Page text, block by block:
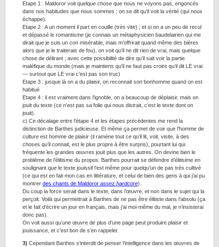
Etape 1 : Maldoror voit quelque chose que nous ne voyons pas, engoncés
dans nos habitudes que nous sommes ; on se dit qu’il voit la vérité (qui nous
échappe).
Etape 2 : A un moment il part en couille (très vite) ; et si on a un peu de recul
et dépassé le romantisme (je connais un métaphysicien baudelairien qui me
dirait que je suis un con misérable, mais m’offrirait quand même des bières
alors que je le traiterais de fou), on voit qu’il ne dit rien de vrai, mais quelque
chose de délirant ; avec cette possibilité de dire qu’il sait voir la partie
maléfique du monde (mais je maintiens qu’il ne faut pas croire qu’il dit LE vrai
— surtout que LE vrai c’est pas son truc)
Etape 3 : jusque là on a du plaisir, on reconnait son bonhomme quand on est
habitué
Etape 4 : il est vraiment dans l’ignoble, on a beaucoup de déplaisir, mais on
jouit du texte (ce n’est pas sa folie qui nous distrait, c’est le texte dont on
jouit).
c) Ce décalage entre l’étape 4 et les étapes précédentes me rend la
distinction de Barthes judicieuse. Et même ça permet de voir que l’homme de
culture est homme de plaisir (il ramène tout ce qu’il lit, voit, visite, à des
choses qu’il connait, est le plus propre à être surpris), pourtant lui qui
fréquente les grandes œuvres jouit plus que les autres. On devine bien le
problème de l’élitisme du propos. Barthes pourrait se défendre d’élitisime en
soulignant que le texte jouissif l’est même pour quelqu’un de pas très cultivé
(ce qui est en fait mon cas en littérature, et celui de bien des gens à qui j’ai pu
montrer des chants de Maldoror assez hardcore).
Du coup la force serait dans le texte, dans l’œuvre, et non dans le sujet qui la
perçoit. Voilà qui permettrait à Barthes de ne pas être élitiste dans l’absolu (ça
et le fait d’écrire un jour en français, mais j’ai moi-même du mal, je n’insisterai
donc pas).
On voit aussi qu’une œuvre de plus d’une page peut produire plaisir et
jouissance, et c’est bon de s’en rappeler.
3) Cependant Barthes s’interdit de penser l’intelligence dans les œuvres de